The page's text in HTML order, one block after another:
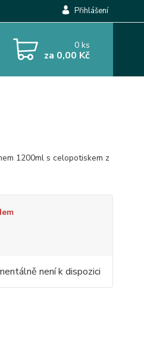
Přihlášení
0ks
za 0,00 Kč
1200ml s celopotiskem z
není k dispozici